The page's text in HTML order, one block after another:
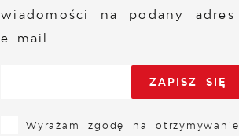
wiadomości na podany adres
e-mail
Wyrażam zgodę na otrzymywanie